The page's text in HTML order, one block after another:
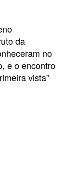
da
no
e o encontro
vista”